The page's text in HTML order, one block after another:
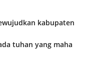
kabupaten
tuhan yang maha